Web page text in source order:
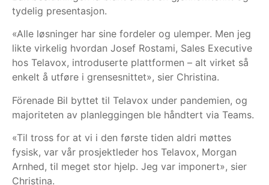
tydelig presentasjon.
«Alle løsninger har sine fordeler og ulemper. Men jeg
likte virkelig hvordan Josef Rostami, Sales Executive
hos Telavox, introduserte plattformen – alt virket så
enkelt å utføre i grensesnittet», sier Christina.
Förenade Bil byttet til Telavox under pandemien, og
majoriteten av planleggingen ble håndtert via Teams.
«Til tross for at vi i den første tiden aldri møttes
fysisk, var vår prosjektleder hos Telavox, Morgan
Arnhed, til meget stor hjelp. Jeg var imponert», sier
Christina.